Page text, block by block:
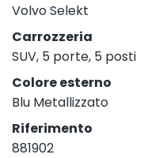
Volvo Selekt
Carrozzeria
SUV, 5 porte, 5 posti
Colore esterno
Blu Metallizzato
Riferimento
881902